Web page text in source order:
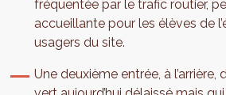
fréquentée par le trafic routier,
accueillante pour les élèves de
usagers du site.
Une deuxième entrée, à